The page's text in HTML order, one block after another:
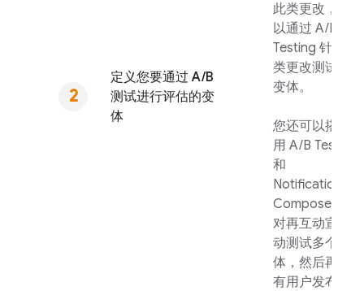
定义您要通过 A/B
测试进行评估的变
体
此类更改，就可
以通过 A/B
Testing 针对此
类更改测试多个
变体。
您还可以搭配使
用 A/B Testing
和
Notifications
Composer，针
对再互动宣传活
动测试多个变
体，然后再向所
有用户发布宣传